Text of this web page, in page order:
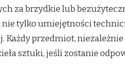
za brzydkie lub
tylko umiejętności
przedmiot,
sztuki, jeśli zostanie